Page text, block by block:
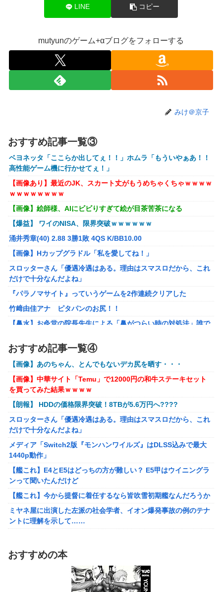
【悲報】風俗嬢やってる女の末路ｗｗｗｗｗｗｗｗｗｗｗ
【警告】社会人「スムージーにキウイ皮ごと入れよ。これ美
容にいいんだよね〜」→ 結果…
【画像】コスプレイヤーが死ぬ気で痩せた結果ｗｗｗｗ
【衝撃】クルタ族虐 殺の犯人、ツェリードニヒで確定！ク
オコエ瑠偉、メキシコに渡って2球団を即クビ→SNS更新が3
ヶ月間止まって消息不明に
町の弁当屋「申し訳ないが消費税1%になったらその分商品
代を値上げするわ」
パパ活不倫を暴露された大物芸人さん(63)、晒されたLINEが
【悲報】黒人、卑怯すぎて炎上するｗｗｗｗ
【悲報】有名漫画家、がんを公表「大腸癌になってしまいま
した。肝臓に転移も見られてステージ4です」
【ROBOT魂】 88,000のミーティアが二次も即完売なの大人
気すぎる…
ブラッドボーン全クリしたんだが
【ナイトレイン】 舐め腐ったネタビルドで床舐めしまくる
「俺って面白いやろ？」みたいな寒い奴
【画像】『金田一少年の事件簿』で好きな死体ランキング１
位がこちら！
【ウマ娘】夜に食べるアイスおいち！「きーん」ってする
ち。
【にじさんじ】本日20時から、ののはとあゆゆでコラボ！
部屋作りゲーム、確率で出現するイカを見るとクラッシュす
る不具合が発生
LINE コピー
mutyunのゲーム+αブログをフォローする
みけ＠京子
おすすめ記事一覧③
ベヨネッタ「ここらか出してぇ！！」ホムラ「もういやぁあ！！
高性能ゲーム機に行かせてぇ！」
【画像あり】最近のJK、スカート丈がもうめちゃくちゃｗｗｗｗ
ｗｗｗｗｗｗｗｗ
【画像】絵師様、AIにビビりすぎて絵が目茶苦茶になる
【爆益】 ワイのNISA、限界突破ｗｗｗｗｗｗ
涌井秀章(40) 2.88 3勝1敗 4QS K/BB10.00
【画像】Hカップグラドル「私を愛してね！」
スロッターさん「優遇冷遇はある。理由はスマスロだから、これ
だけで十分なんだよね」
『パラノマサイト』っていうゲームを2作連続クリアした
竹﨑由佳アナ ピタパンのお尻！！
【鼻水】お灸堂の院長先生による「鼻がつらい時の対処法」誰で
メディア「Switch2版『モンハンワイルズ』はDLSS込みで最大
1440p動作」
【艦これ】E4とE5はどっちの方が難しい？ E5甲はウイニングラ
ンって聞いたんだけど
【艦これ】今から提督に着任するなら皆吹雪初期艦なんだろうか
【ライザのアトリエ】キューズQ「ライザ(ライザリン・シュタウ
ト)ウェディングStyle」フィギュア【予約開始】
【〈物語〉シリーズ】セガ「忍野忍」「斧乃木余接」プライズフ
ィギュア【彩色原型公開】
【バンダイ】「食玩」「プライズ」「ガシャポン」2026年8月発
売商品【発売スケジュール】
結婚相談所職員さん、子なし女にド正論を述べてしまう…
週間少年ジャンプのグッズ(43億円分)を注文してキャンセルした
32歳女が逮捕
今年3月のベントレーひき逃げ事件で逮捕された男、韓国籍だっ
け投稿など嘘だらけｗｗｗｗｗｗｗｗ
【悲報】桐谷さん「人生かけて7億円貯めたのにガンで死ぬか
も。もっと素直に遊べばよかった。」
おすすめ記事一覧④
【画像】あのちゃん、とんでもないデカ尻を晒す・・・
【画像】中華サイト「Temu」で12000円の和牛ステーキセット
を買ってみた結果ｗｗｗｗ
【朗報】 HDDの価格限界突破！8TBが5.6万円へ????
スロッターさん「優遇冷遇はある。理由はスマスロだから、これ
だけで十分なんだよね」
メディア「Switch2版『モンハンワイルズ』はDLSS込みで最大
1440p動作」
【艦これ】E4とE5はどっちの方が難しい？ E5甲はウイニングラ
ンって聞いたんだけど
【艦これ】今から提督に着任するなら皆吹雪初期艦なんだろうか
ミヤネ屋に出演した左派の社会学者、イオン爆発事故の例のテナ
ントに理解を示して……
「こんな事になるんやから強制置き配は止めておくべき」とユー
ザーがドン引き、UberEatsが導入した強制置き配が起こしたの
女さん、ワンピースグッズを大量注文→全キャンセルで逮捕ｗｗ
おすすめの本